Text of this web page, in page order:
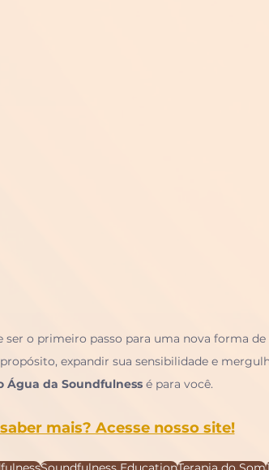
o primeiro passo para uma nova forma
expandir sua sensibilidade e
Água da Soundfulness é para você.
mais? Acesse nosso site!